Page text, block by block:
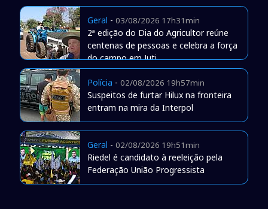
Geral - 03/08/2026 17h31min
2ª edição do Dia do Agricultor reúne
centenas de pessoas e celebra a força
do campo em Juti
Polícia - 02/08/2026 19h57min
Suspeitos de furtar Hilux na fronteira
entram na mira da Interpol
Geral - 02/08/2026 19h51min
Riedel é candidato à reeleição pela
Federação União Progressista